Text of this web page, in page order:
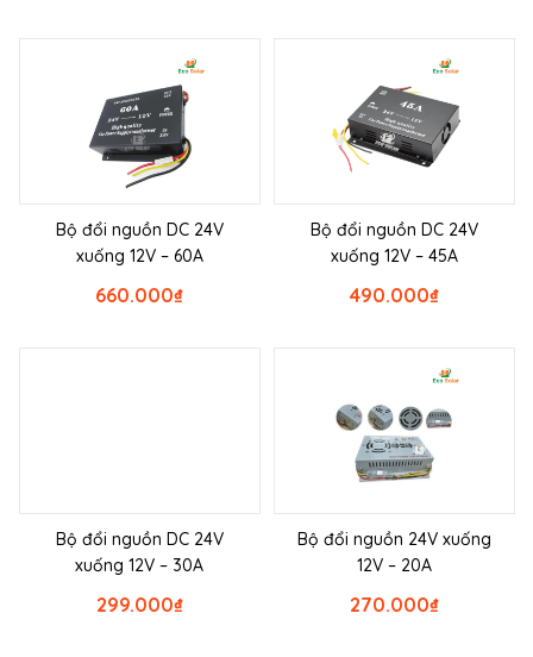
Bộ đổi nguồn DC 24V
xuống 12V – 60A
₫
660.000
Bộ đổi nguồn DC 24V
xuống 12V – 45A
₫
490.000
Bộ đổi nguồn DC 24V
xuống 12V – 30A
₫
299.000
Bộ đổi nguồn 24V xuống
12V – 20A
₫
270.000